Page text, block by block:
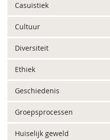
Casuïstiek
Cultuur
Diversiteit
Ethiek
Geschiedenis
Groepsprocessen
Huiselijk geweld